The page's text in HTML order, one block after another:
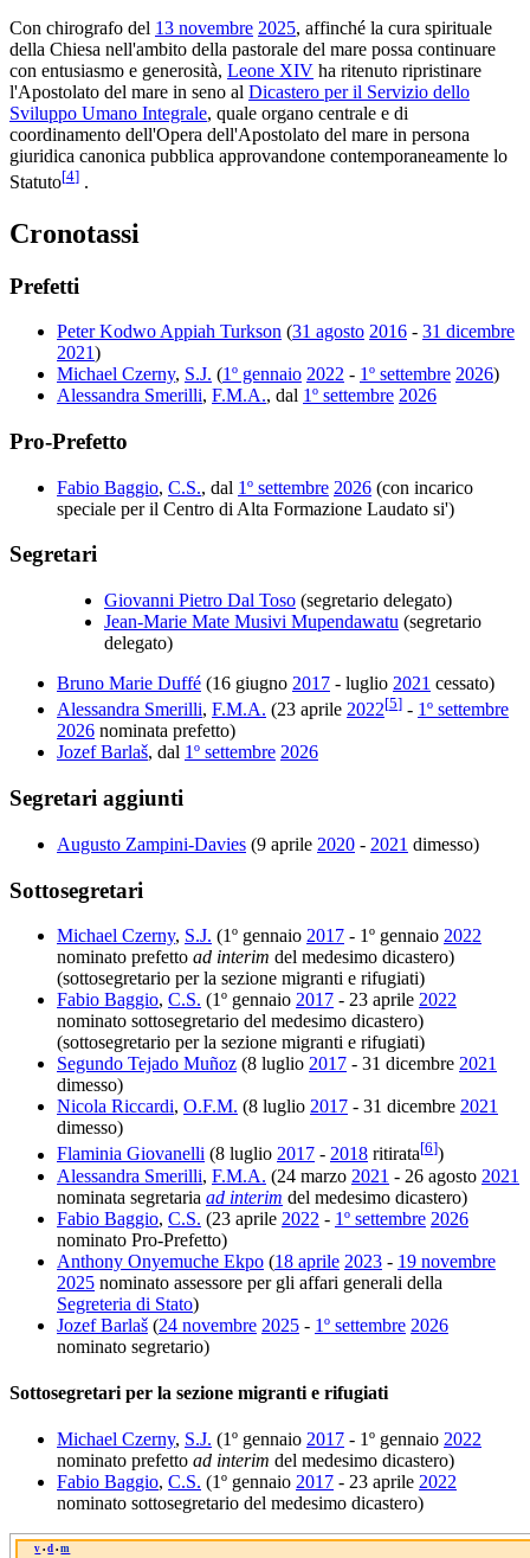
Con chirografo del 13 novembre 2025, affinché la cura spirituale
della Chiesa nell'ambito della pastorale del mare possa continuare
con entusiasmo e generosità, Leone XIV ha ritenuto ripristinare
l'Apostolato del mare in seno al Dicastero per il Servizio dello
Sviluppo Umano Integrale, quale organo centrale e di
coordinamento dell'Opera dell'Apostolato del mare in persona
giuridica canonica pubblica approvandone contemporaneamente lo
Statuto[4] .
Cronotassi
Prefetti
Peter Kodwo Appiah Turkson (31 agosto 2016 - 31 dicembre
2021)
Michael Czerny, S.J. (1º gennaio 2022 - 1º settembre 2026)
Alessandra Smerilli, F.M.A., dal 1º settembre 2026
Pro-Prefetto
Fabio Baggio, C.S., dal 1º settembre 2026 (con incarico
speciale per il Centro di Alta Formazione Laudato si')
Segretari
Giovanni Pietro Dal Toso (segretario delegato)
Jean-Marie Mate Musivi Mupendawatu (segretario
delegato)
Bruno Marie Duffé (16 giugno 2017 - luglio 2021 cessato)
Alessandra Smerilli, F.M.A. (23 aprile 2022[5] - 1º settembre
2026 nominata prefetto)
Jozef Barlaš, dal 1º settembre 2026
Segretari aggiunti
Augusto Zampini-Davies (9 aprile 2020 - 2021 dimesso)
Sottosegretari
Michael Czerny, S.J. (1º gennaio 2017 - 1º gennaio 2022
nominato prefetto ad interim del medesimo dicastero)
(sottosegretario per la sezione migranti e rifugiati)
Fabio Baggio, C.S. (1º gennaio 2017 - 23 aprile 2022
nominato sottosegretario del medesimo dicastero)
(sottosegretario per la sezione migranti e rifugiati)
Segundo Tejado Muñoz (8 luglio 2017 - 31 dicembre 2021
dimesso)
Nicola Riccardi, O.F.M. (8 luglio 2017 - 31 dicembre 2021
dimesso)
Flaminia Giovanelli (8 luglio 2017 - 2018 ritirata[6])
Alessandra Smerilli, F.M.A. (24 marzo 2021 - 26 agosto 2021
nominata segretaria ad interim del medesimo dicastero)
Fabio Baggio, C.S. (23 aprile 2022 - 1º settembre 2026
nominato Pro-Prefetto)
Anthony Onyemuche Ekpo (18 aprile 2023 - 19 novembre
2025 nominato assessore per gli affari generali della
Segreteria di Stato)
Jozef Barlaš (24 novembre 2025 - 1º settembre 2026
nominato segretario)
Sottosegretari per la sezione migranti e rifugiati
Michael Czerny, S.J. (1º gennaio 2017 - 1º gennaio 2022
nominato prefetto ad interim del medesimo dicastero)
Fabio Baggio, C.S. (1º gennaio 2017 - 23 aprile 2022
nominato sottosegretario del medesimo dicastero)
v • d • m